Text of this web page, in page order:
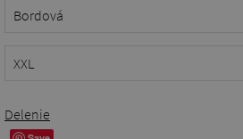
Delenie